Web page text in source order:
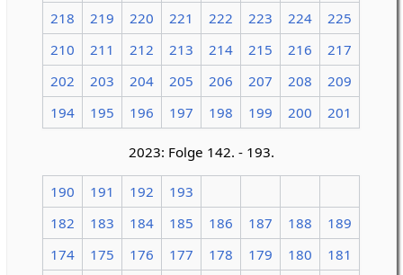
218
219 220 221 222 223 224
225
210
211 212 213 214 215 216
217
202
203 204 205 206 207 208
209
194
195 196 197 198 199 200 201
2023: Folge 142. - 193.
190 191 192
193
182
183 184 185 186 187 188
189
174
175 176 177 178 179 180
181